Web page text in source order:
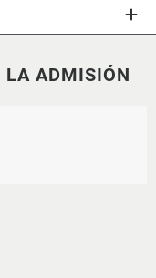
LA ADMISIÓN